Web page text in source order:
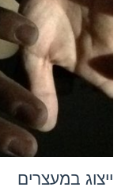
ייצוג במעצרים